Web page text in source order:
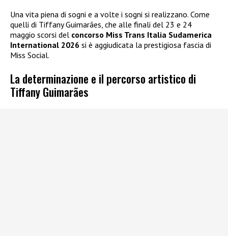
Una vita piena di sogni e a volte i sogni si realizzano. Come
quelli di Tiffany Guimarães, che alle finali del 23 e 24
maggio scorsi del concorso Miss Trans Italia Sudamerica
International 2026 si è aggiudicata la prestigiosa fascia di
Miss Social.
La determinazione e il percorso artistico di
Tiffany Guimarães